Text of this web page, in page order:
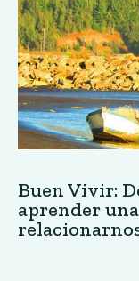
Buen Vivir:
aprender